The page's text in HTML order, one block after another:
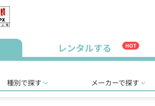
レンタルする HOT
種別で探す メーカーで探す